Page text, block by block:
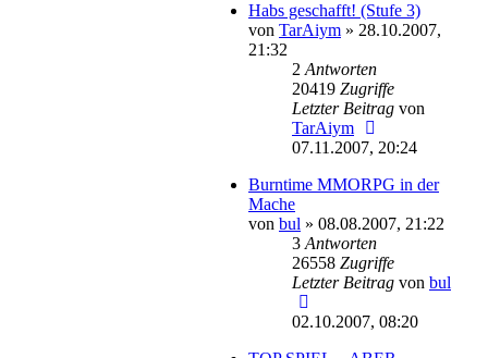
Habs geschafft! (Stufe 3)
von TarAiym » 28.10.2007,
21:32
2 Antworten
20419 Zugriffe
Letzter Beitrag von
TarAiym
07.11.2007, 20:24
Burntime MMORPG in der
Mache
von bul » 08.08.2007, 21:22
3 Antworten
26558 Zugriffe
Letzter Beitrag von bul
02.10.2007, 08:20